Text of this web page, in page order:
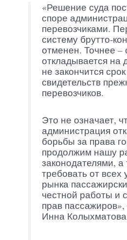
«Решение суда
споре
перевозчиками.
систему брутто-
отменен. Точнее –
откладывается на
не закончится
свидетельств
перевозчиков.
Это не означает,
администрация
борьбы за права
продолжим нашу
законодателями,
требовать от всех
рынка
честной работы и
прав
Инна